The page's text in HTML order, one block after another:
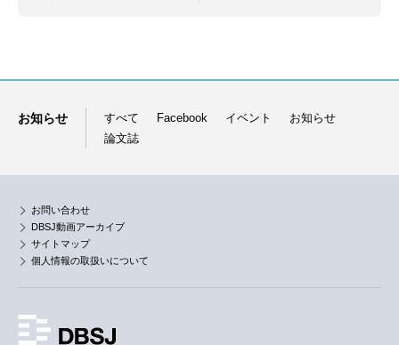
お知らせ すべて Facebook イベント
お知らせ
論文誌
お問い合わせ
DBSJ動画アーカイブ
サイトマップ
個人情報の取扱いについて